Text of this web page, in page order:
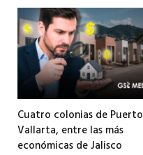
Cuatro colonias de Puerto
Vallarta, entre las más
económicas de Jalisco